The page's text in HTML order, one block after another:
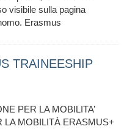
visibile sulla pagina
Erasmus
TRAINEESHIP
PER LA MOBILITA’
LA MOBILITÀ ERASMUS+